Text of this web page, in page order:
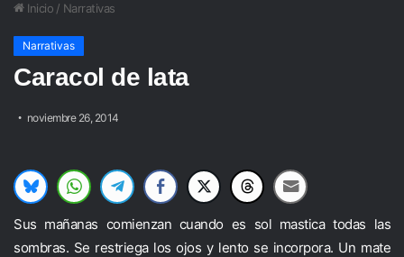
Inicio / Narrativas
Narrativas
Caracol de lata
noviembre 26, 2014
Sus mañanas comienzan cuando es sol mastica todas las
sombras. Se restriega los ojos y lento se incorpora. Un mate